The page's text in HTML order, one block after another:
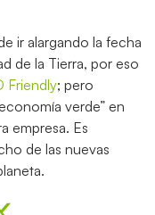
ir alargando la fecha
de la Tierra, por eso
Friendly; pero
verde” en
empresa. Es
de las nuevas